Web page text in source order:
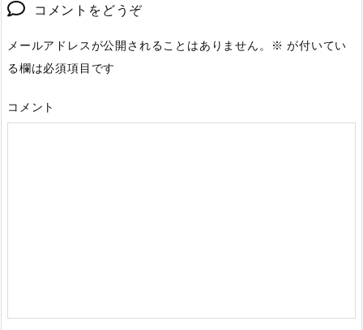
コメントをどうぞ
メールアドレスが公開されることはありません。 ※ が付いてい
る欄は必須項目です
コメント